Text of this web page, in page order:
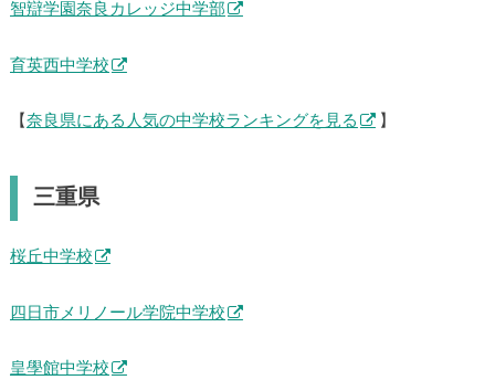
智辯学園奈良カレッジ中学部
育英西中学校
【 奈良県にある人気の中学校ランキングを見る 】
三重県
桜丘中学校
四日市メリノール学院中学校
皇學館中学校